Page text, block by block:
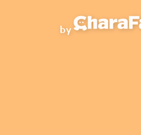
by